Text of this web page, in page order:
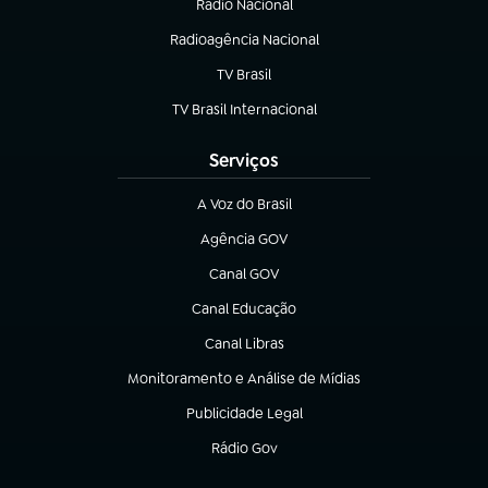
Rádio Nacional
(abre em nova aba)
Radioagência Nacional
(abre em nova aba)
TV Brasil
(abre em nova aba)
TV Brasil Internacional
(abre em nova aba)
Serviços
A Voz do Brasil
(abre em nova aba)
Agência GOV
(abre em nova aba)
Canal GOV
(abre em nova aba)
Canal Educação
(abre em nova aba)
Canal Libras
(abre em nova aba)
Monitoramento e Análise de Mídias
(abre em nova aba)
Publicidade Legal
(abre em nova aba)
Rádio Gov
(abre em nova aba)